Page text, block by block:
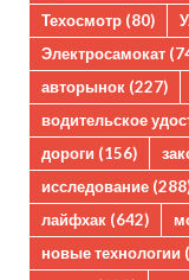
Техосмотр (80)
Электросамокат
авторынок (227)
водительское
дороги (156)
исследование
лайфхак (642)
новые технологии